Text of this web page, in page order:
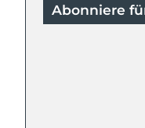
Abonniere